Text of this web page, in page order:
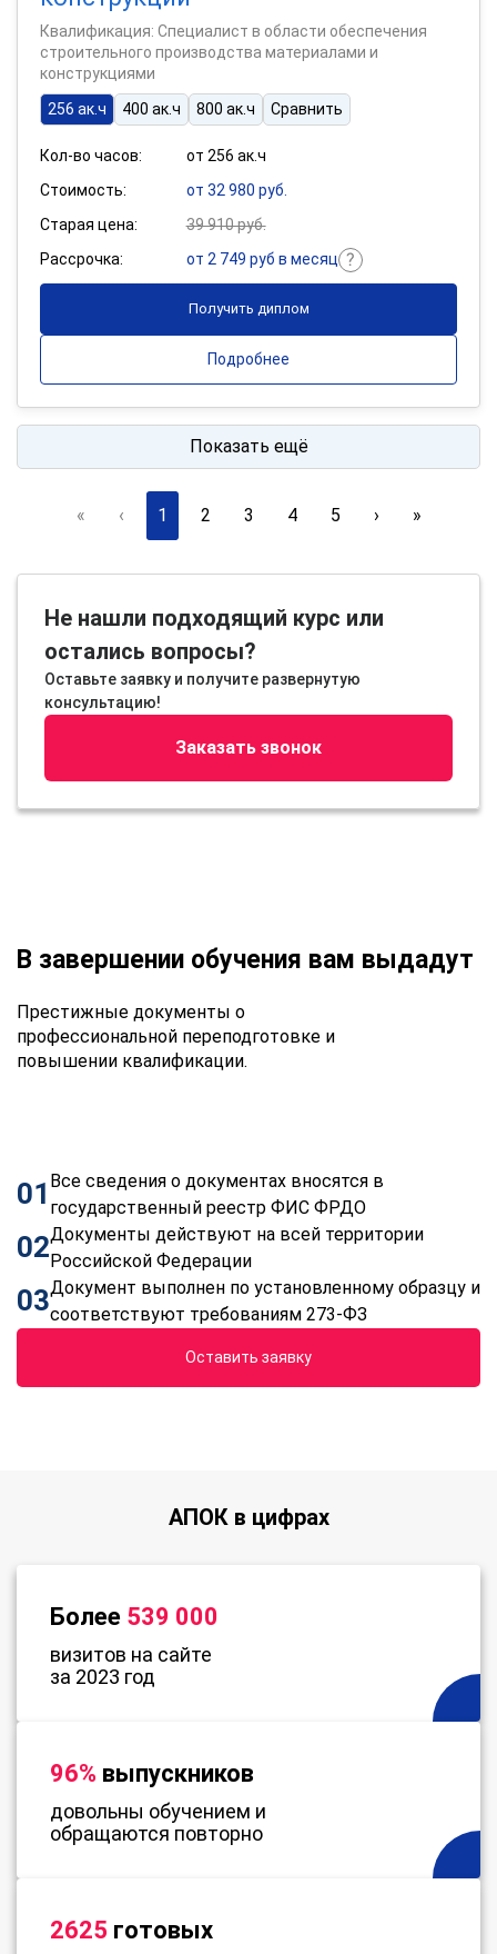
Квалификация: Специалист в области обеспечения
строительного производства материалами и
конструкциями
256 ак.ч
400 ак.ч 800 ак.ч Сравнить
Кол-во часов:
от 256 ак.ч
Стоимость:
от 32 980 руб.
Старая цена:
39 910 руб.
Рассрочка:
от 2 749 руб в месяц
Получить диплом
Подробнее
Показать ещё
« ‹ 1 2 3 4 5 › »
Не нашли подходящий курс или
остались вопросы?
Оставьте заявку и получите развернутую
консультацию!
Заказать звонок
В завершении обучения вам выдадут
Престижные документы о
профессиональной переподготовке и
повышении квалификации.
01 Все сведения о документах вносятся в
государственный реестр ФИС ФРДО
02Документы действуют на всей территории
Российской Федерации
03Документ выполнен по установленному образцу и
соответствуют требованиям 273-ФЗ
Оставить заявку
АПОК в цифрах
Более 539 000
визитов на сайте
за 2023 год
96% выпускников
довольны обучением и
обращаются повторно
2625 готовых